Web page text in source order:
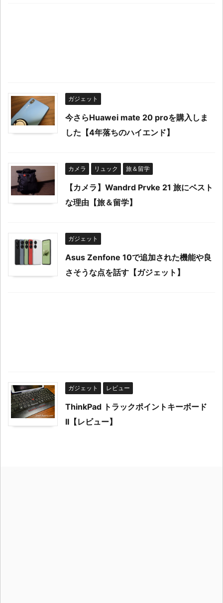
ガジェット
今さらHuawei mate 20 proを購入しま
した【4年落ちのハイエンド】
カメラ リュック 旅＆留学
【カメラ】Wandrd Prvke 21 旅にベスト
な理由【旅＆留学】
ガジェット
Asus Zenfone 10で追加された機能や良
さそうな点を話す【ガジェット】
ガジェット レビュー
ThinkPad トラックポイントキーボード
II【レビュー】